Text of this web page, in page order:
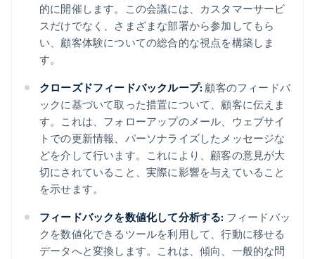
的に開催します。この会議には、カスタマーサービ
スだけでなく、さまざまな部署から参加してもら
い、顧客体験についての総合的な視点を構築しま
す。
クローズドフィードバックループ: 顧客のフィードバ
ックに基づいて取った措置について、顧客に伝えま
す。これは、フォローアップのメール、ウェブサイ
トでの更新情報、パーソナライズしたメッセージな
どを介して行います。これにより、顧客の意見が大
切にされていること、実際に影響を与えていること
を示せます。
フィードバックを数値化して分析する: フィードバッ
クを数値化できるツールを利用して、行動に移せる
データへと変換します。これは、傾向、一般的な問